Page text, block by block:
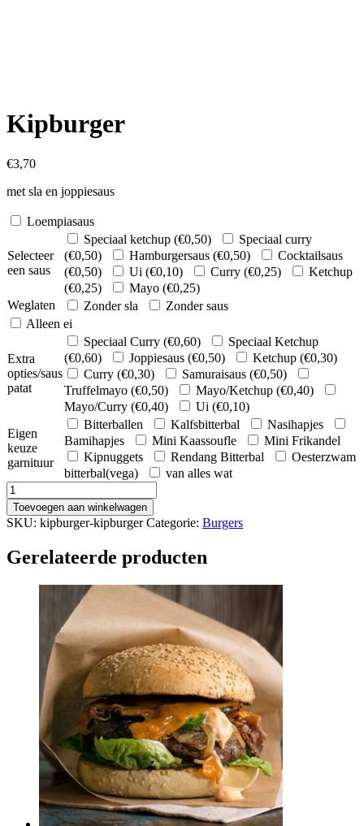
Kipburger
€3,70
met sla en joppiesaus
Loempiasaus
Selecteer
een saus
Speciaal ketchup (€0,50)
Speciaal curry
(€0,50) Hamburgersaus (€0,50)
Cocktailsaus
(€0,50) Ui (€0,10) Curry (€0,25)
Ketchup
(€0,25) Mayo (€0,25)
Weglaten
Zonder sla
Zonder saus
Alleen ei
Extra
opties/saus
patat
Speciaal Curry (€0,60)
Speciaal Ketchup
(€0,60) Joppiesaus (€0,50) Ketchup (€0,30)
Curry (€0,30) Samuraisaus (€0,50)
Truffelmayo (€0,50) Mayo/Ketchup (€0,40)
Mayo/Curry (€0,40) Ui (€0,10)
Eigen
keuze
garnituur
Bitterballen Kalfsbitterbal
Nasihapjes
Bamihapjes
Mini Kaassoufle
Mini Frikandel
Kipnuggets
Rendang Bitterbal
Oesterzwam
bitterbal(vega)
van alles wat
Kipburger
aantal
Toevoegen aan winkelwagen
SKU: kipburger-kipburger Categorie: Burgers
Gerelateerde producten